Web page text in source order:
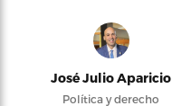
José Julio Aparicio
Política y derecho